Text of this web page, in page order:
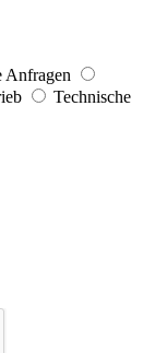
Anfragen
Technische